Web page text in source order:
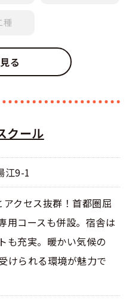
種
る
クール
江9-1
クセス抜群！首都圏屈
用コースも併設。宿舎は
も充実。暖かい気候の
けられる環境が魅力で